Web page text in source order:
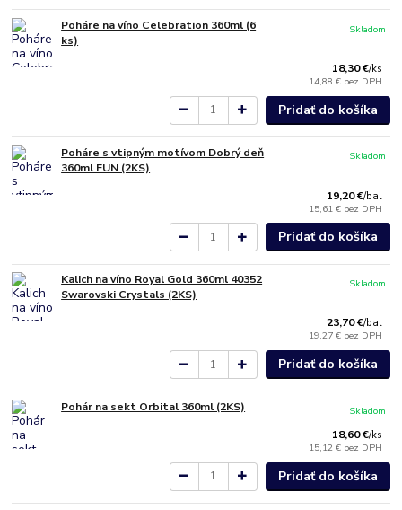
Poháre na víno Celebration 360ml (6
ks)
18,30 €/ks
14,88 € bez DPH
Skladom
Pridať do košíka
Poháre s vtipným motívom Dobrý deň
360ml FUN (2KS)
19,20 €/bal
15,61 € bez DPH
Skladom
Pridať do košíka
Kalich na víno Royal Gold 360ml 40352
Swarovski Crystals (2KS)
23,70 €/bal
19,27 € bez DPH
Skladom
Pridať do košíka
Pohár na sekt Orbital 360ml (2KS)
18,60 €/ks
15,12 € bez DPH
Skladom
Pridať do košíka